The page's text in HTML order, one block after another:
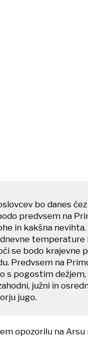
bo danes
predvsem na
in kakšna
se bodo krajevne
Predvsem na
s pogostim
južni in
jugo.
opozorilu na Arsu